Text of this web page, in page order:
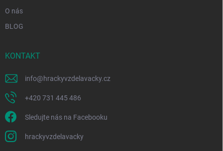
O nás
BLOG
KONTAKT
info@hrackyvzdelavacky.cz
+420 731 445 486
Sledujte nás na Facebooku
hrackyvzdelavacky